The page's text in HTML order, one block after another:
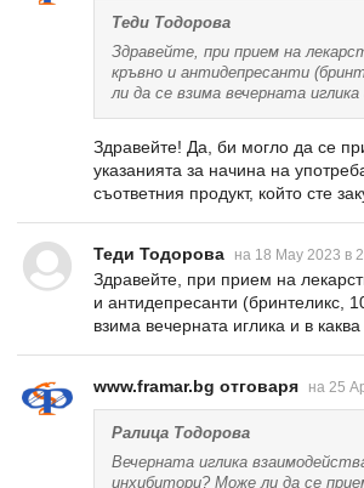
Теди Тодорова
Здравейте, при прием на
кръвно и антидепресанти
ли да се взима вечерната иглика
Здравейте! Да, би могло да се
указанията за начина на
съответния продукт, който сте
Теди Тодорова на 18 May 2023 в
Здравейте, при прием на
и антидепресанти (бринтеликс,
взима вечерната иглика и в
www.framar.bg отговаря на 25
Ралица Тодорова
Вечерната иглика
инхибитори? Може ли да се